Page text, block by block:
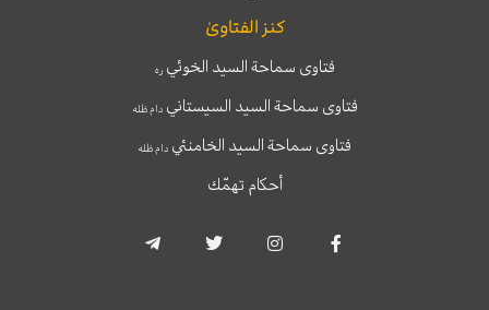
كنز الفتاوىٰ
فتاوى سماحة السيد الخوئيره
فتاوى سماحة السيد السيستانيدام ظله
فتاوى سماحة السيد الخامنئي دام ظله
أحكام تهمّك
a
c
s
i
l